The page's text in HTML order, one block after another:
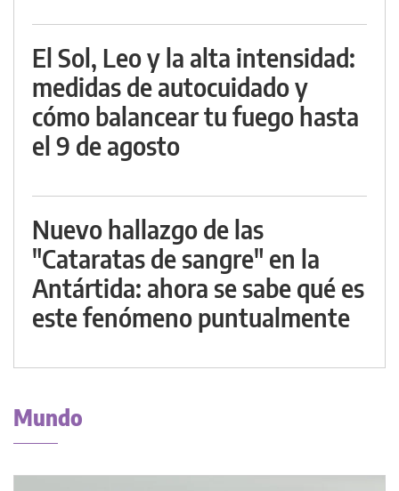
El Sol, Leo y la alta intensidad:
medidas de autocuidado y
cómo balancear tu fuego hasta
el 9 de agosto
Nuevo hallazgo de las
"Cataratas de sangre" en la
Antártida: ahora se sabe qué es
este fenómeno puntualmente
Mundo